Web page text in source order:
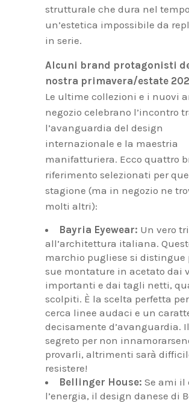
strutturale che dura nel
un’estetica impossibile da
in serie.
Alcuni brand protagonisti
nostra primavera/estate
Le ultime collezioni e i nuovi
negozio celebrano l’incontro
l’avanguardia del design
internazionale e la maestria
manifatturiera. Ecco quattro
riferimento selezionati per
stagione (ma in negozio ne
molti altri):
Bayria Eyewear: Un vero
all’architettura italiana.
marchio pugliese si distingue
sue montature in acetato dai
importanti e dai tagli netti,
scolpiti. È la scelta perfetta
cerca linee audaci e un
decisamente d’avanguardia. Il
segreto per non
provarli, altrimenti sarà
resistere!
Bellinger House: Se ami il
l’energia, il design danese di